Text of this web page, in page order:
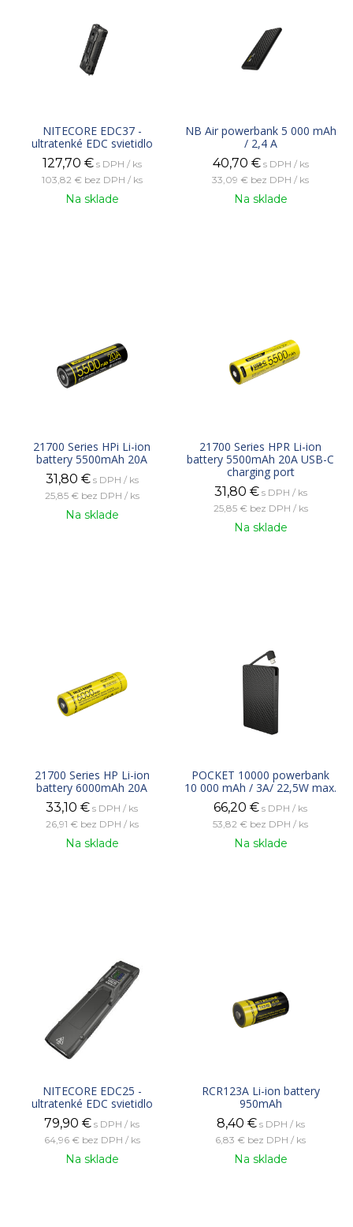
NITECORE EDC37 -
ultratenké EDC svietidlo
127,70 € s DPH / ks
103,82 € bez DPH / ks
Na sklade
NB Air powerbank 5 000 mAh
/ 2,4 A
40,70 € s DPH / ks
33,09 € bez DPH / ks
Na sklade
21700 Series HPi Li-ion
battery 5500mAh 20A
31,80 € s DPH / ks
25,85 € bez DPH / ks
Na sklade
21700 Series HPR Li-ion
battery 5500mAh 20A USB-C
charging port
31,80 € s DPH / ks
25,85 € bez DPH / ks
Na sklade
21700 Series HP Li-ion
battery 6000mAh 20A
33,10 € s DPH / ks
26,91 € bez DPH / ks
Na sklade
POCKET 10000 powerbank
10 000 mAh / 3A/ 22,5W max.
66,20 € s DPH / ks
53,82 € bez DPH / ks
Na sklade
NITECORE EDC25 -
ultratenké EDC svietidlo
79,90 € s DPH / ks
64,96 € bez DPH / ks
Na sklade
RCR123A Li-ion battery
950mAh
8,40 € s DPH / ks
6,83 € bez DPH / ks
Na sklade